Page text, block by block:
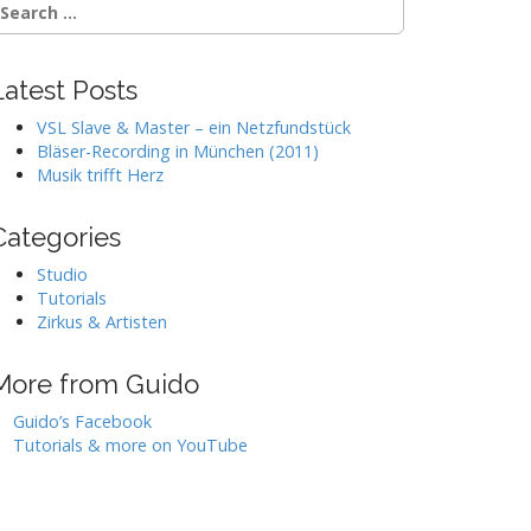
Posts
VSL Slave & Master – ein Netzfundstück
Bläser-Recording in München (2011)
Musik trifft Herz
Studio
Tutorials
Zirkus & Artisten
from Guido
Guido’s Facebook
Tutorials & more on YouTube